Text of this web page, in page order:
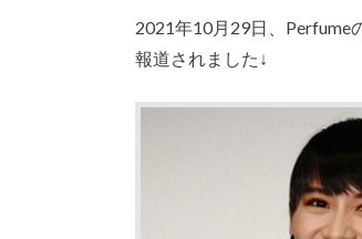
2021年10月29日、Perfume
報道されました↓